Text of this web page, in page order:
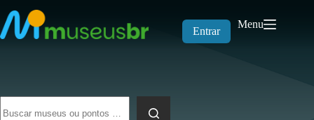
para
o
conteúdo
Entrar
Menu
resultados